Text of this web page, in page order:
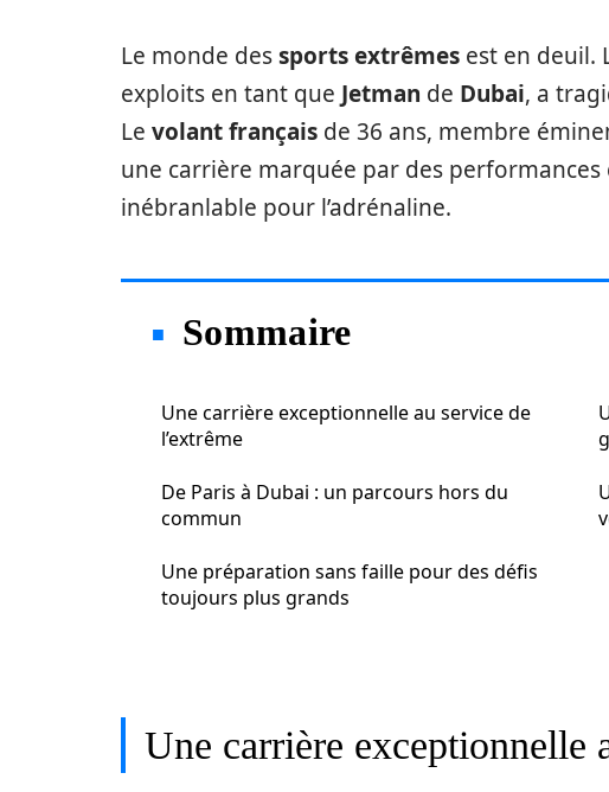
Le monde dessports extrêmes est en deuil.
exploits en tant que Jetman de Dubai, a
Le volant français de 36 ans, membre
une carrière marquée par des
inébranlable pour l’adrénaline.
Sommaire
Une carrière exceptionnelle au service de
l’extrême
De Paris à Dubai : un parcours hors du
commun
Une préparation sans faille pour des défis
toujours plus grands
Une carrière exceptionnelle